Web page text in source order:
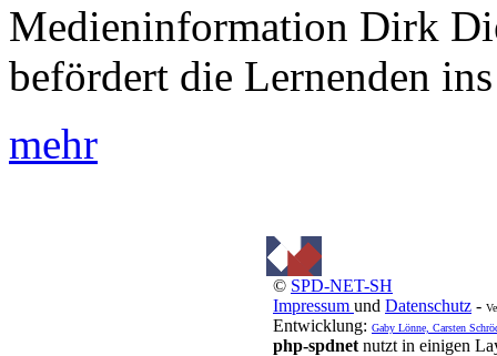
Medieninformation Dirk
befördert die Lernenden
mehr
© SPD-NET-SH
Impressum und Datenschutz -
Entwicklung: Gaby Lönne, Carsten
php-spdnet nutzt in einigen